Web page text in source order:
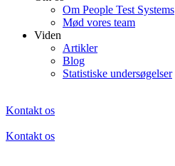
Om People Test Systems
Mød vores team
Viden
Artikler
Blog
Statistiske undersøgelser
Kontakt os
Kontakt os